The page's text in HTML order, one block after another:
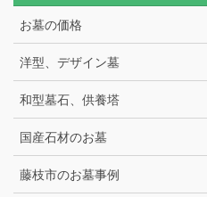
お墓の価格
洋型、デザイン墓
和型墓石、供養塔
国産石材のお墓
藤枝市のお墓事例